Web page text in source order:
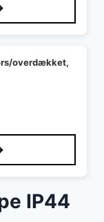
overdækket,
IP44